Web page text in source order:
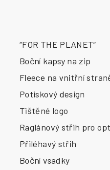
“FOR THE PLANET”
Boční kapsy na zip
Fleece na vnitřní
Potiskový design
Tištěné logo
Raglánový střih pro
Přiléhavý střih
Boční vsadky